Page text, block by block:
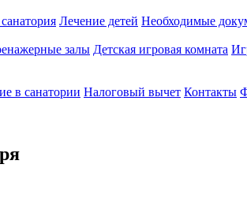
Лечение детей Необходимые
залы Детская игровая комната
в санатории Налоговый вычет Контакты